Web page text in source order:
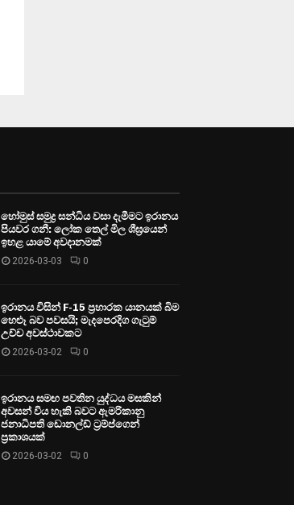
හෝමුස් සමුද්‍ර සන්ධිය වසා දැමීමට ඉරානය
පියවර ගනී: ලෝක තෙල් මිල ශීඝ්‍රයෙන්
ඉහළ යාමේ අවදානමක්
2026-03-03 0
ඉරානය විසින් F-15 ප්‍රහාරක යානයක් බිම
හෙළූ බව පවසයි; මැදපෙරදිග ගැටුම්
උච්ච අවස්ථාවකට
2026-03-02 0
ඉරානය සමඟ පවතින යුද්ධය මසකින්
අවසන් විය හැකි බවට ඇමරිකානු
ජනාධිපති ඩොනල්ඩ් ට්‍රම්ප්ගෙන්
ප්‍රකාශයක්
2026-03-02 0